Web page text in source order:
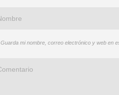
Guarda mi nombre, correo electrónico y web en